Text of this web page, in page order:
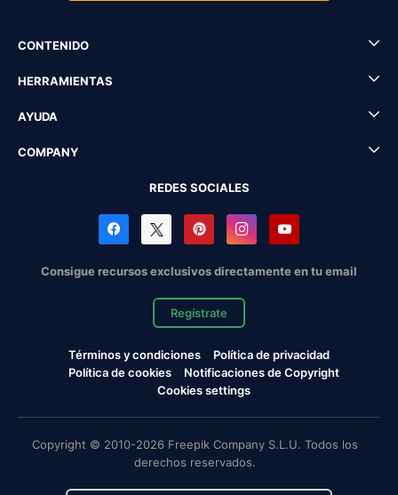
CONTENIDO
HERRAMIENTAS
AYUDA
COMPANY
REDES SOCIALES
Consigue recursos exclusivos directamente en tu email
Regístrate
Términos y condiciones
Política de privacidad
Política de cookies
Notificaciones de Copyright
Cookies settings
Copyright © 2010-2026 Freepik Company S.L.U. Todos los
derechos reservados.